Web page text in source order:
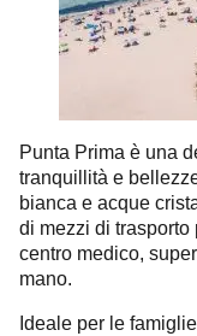
Punta Prima è una
tranquillità e
bianca e acque
di mezzi di
centro medico,
mano.
Ideale per le